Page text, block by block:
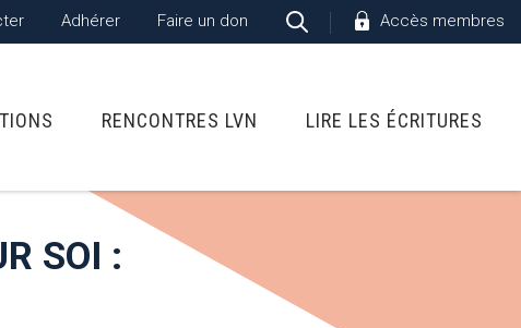
Adhérer Faire un don Accès membres
RENCONTRES LVN LIRE LES ÉCRITURES
SOI :